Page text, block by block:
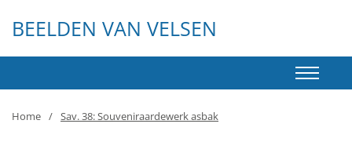
BEELDEN VAN VELSEN
Home Sav. 38: Souveniraardewerk asbak